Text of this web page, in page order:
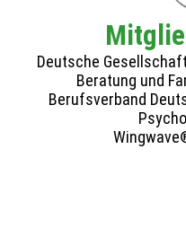
Deutsche
Beratung und
Berufsverband